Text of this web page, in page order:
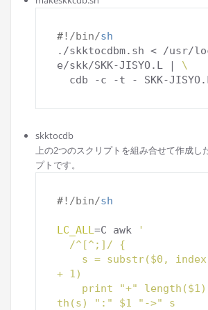
#!/bin/sh
./skktocdbm.sh < /usr/
e/skk/SKK-JISYO.L | \
skktocdb
上の2つのスクリプトを組み合せて作成し
プトです。
#!/bin/sh
LC_ALL=C awk
'
  /^[^;]/ {
+ 1)
th(s) ":" $1 "->" s